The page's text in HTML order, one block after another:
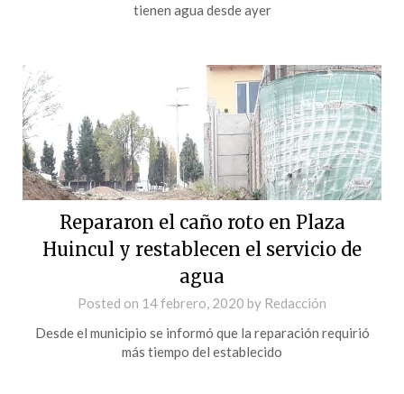
tienen agua desde ayer
Repararon el caño roto en Plaza
Huincul y restablecen el servicio de
agua
Posted on 14 febrero, 2020 by Redacción
Desde el municipio se informó que la reparación requirió
más tiempo del establecido